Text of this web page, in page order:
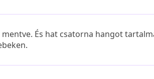
És hat csatorna hangot